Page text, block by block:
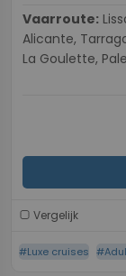
Vaarroute:
Alicante,
La Goulette,
Vergelijk
#Luxe cruises